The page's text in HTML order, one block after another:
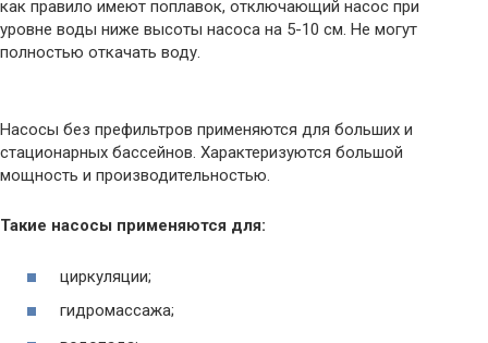
как правило имеют поплавок, отключающий насос при
уровне воды ниже высоты насоса на 5-10 см. Не могут
полностью откачать воду.
Насосы без префильтров применяются для больших и
стационарных бассейнов. Характеризуются большой
мощность и производительностью.
Такие насосы применяются для:
циркуляции;
гидромассажа;